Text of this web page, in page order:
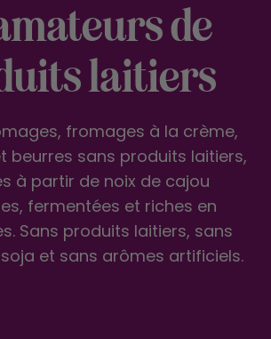
de
laitiers
fromages à la crème,
beurres sans produits laitiers,
à partir de noix de cajou
fermentées et riches en
Sans produits laitiers, sans
et sans arômes artificiels.